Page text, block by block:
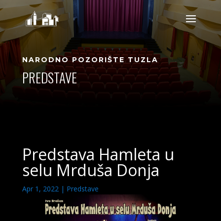
NARODNO POZORIŠTE TUZLA
PREDSTAVE
Predstava Hamleta u
selu Mrduša Donja
Apr 1, 2022| Predstave